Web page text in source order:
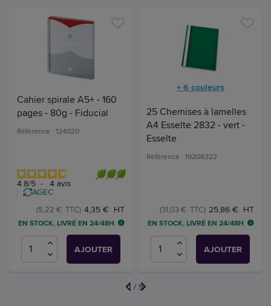
Cahier spirale A5+ - 160
pages - 80g - Fiducial
Référence : 124020
4.8/5 - 4 avis
AGEC
4,35 € HT
(5,22 € TTC)
EN STOCK, LIVRÉ EN 24/48H
AJOUTER
+ 6 couleurs
25 Chemises à lamelles
A4 Esselte 2832 - vert -
Esselte
Référence : 19208322
25,86 € HT
(31,03 € TTC)
EN STOCK, LIVRÉ EN 24/48H
AJOUTER
1 / 9